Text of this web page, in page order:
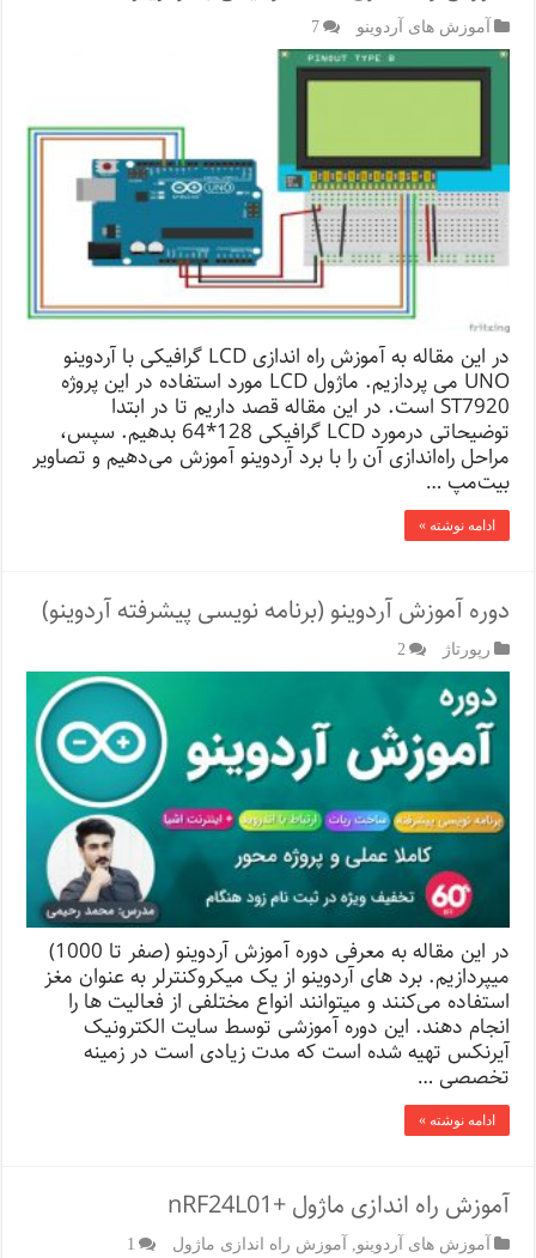
آموزش های آردوینو 7
در این مقاله به آموزش راه اندازی LCD گرافیکی با آردوینو
UNO می پردازیم. ماژول LCD مورد استفاده در این پروژه
ST7920 است. در این مقاله قصد داریم تا در ابتدا
توضیحاتی درمورد LCD گرافیکی 128*64 بدهیم. سپس،
مراحل راه‌اندازی آن را با برد آردوینو آموزش می‌دهیم و تصاویر
بیت‌مپ …
ادامه نوشته »
دوره آموزش آردوینو (برنامه نویسی پیشرفته آردوینو)
رپورتاژ‌ 2
در این مقاله به معرفی دوره آموزش آردوینو (صفر تا 1000)
میپردازیم. برد های آردوینو از یک میکروکنترلر به عنوان مغز
استفاده می‌کنند و میتوانند انواع مختلفی از فعالیت ها را
انجام دهند. این دوره آموزشی توسط سایت الکترونیک
آیرنکس تهیه شده است که مدت زیادی است در زمینه
تخصصی …
ادامه نوشته »
آموزش راه اندازی ماژول +nRF24L01
آموزش های آردوینو آموزش راه اندازی ماژول 1